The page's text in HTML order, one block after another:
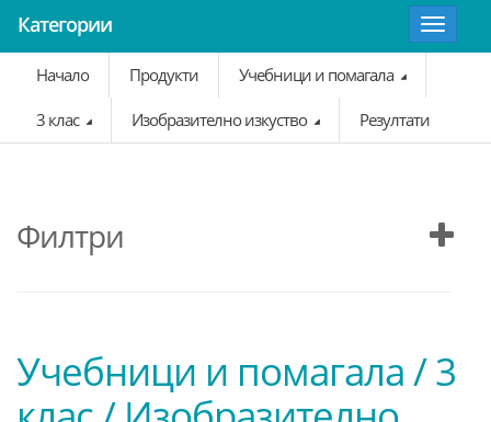
Категории
Toggle
Начало
Продукти Учебници и помагала
3 клас Изобразително изкуство Резултати
Филтри
Учебници и помагала / 3